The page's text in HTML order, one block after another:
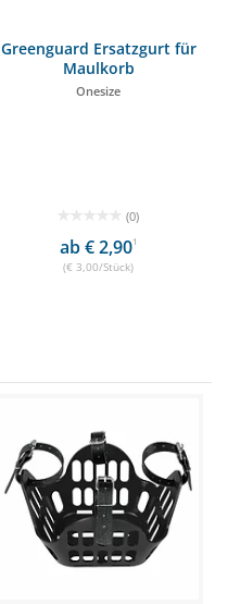
Greenguard Ersatzgurt für
Maulkorb
Onesize
(0)
ab € 2,901
(€ 3,00/Stück)